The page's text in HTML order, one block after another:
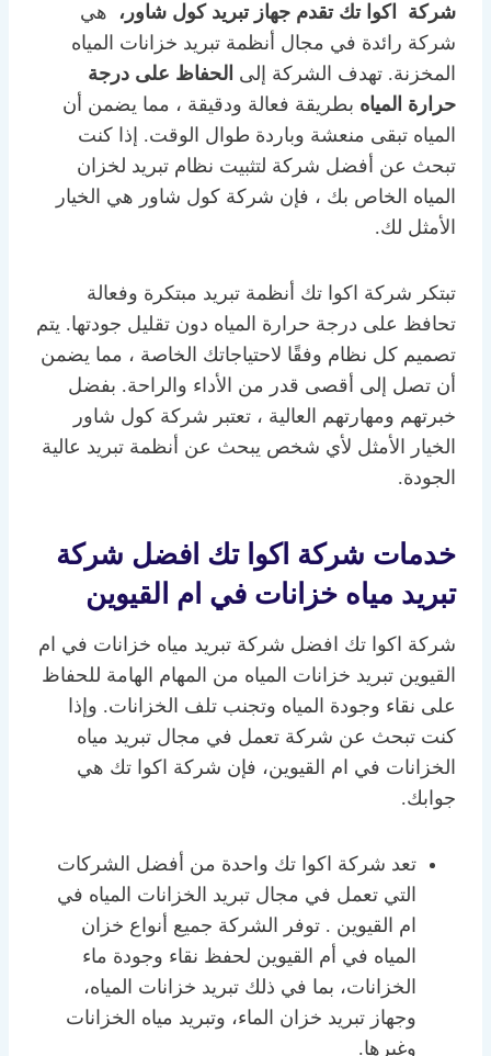
شركة اكوا تك تقدم جهاز تبريد كول شاور،
هي
شركة رائدة في مجال أنظمة تبريد خزانات المياه
المخزنة. تهدف الشركة إلى الحفاظ على درجة
حرارة المياه بطريقة فعالة ودقيقة ، مما يضمن أن
المياه تبقى منعشة وباردة طوال الوقت. إذا كنت
تبحث عن أفضل شركة لتثبيت نظام تبريد لخزان
المياه الخاص بك ، فإن شركة كول شاور هي الخيار
الأمثل لك.
تبتكر شركة اكوا تك أنظمة تبريد مبتكرة وفعالة
تحافظ على درجة حرارة المياه دون تقليل جودتها. يتم
تصميم كل نظام وفقًا لاحتياجاتك الخاصة ، مما يضمن
أن تصل إلى أقصى قدر من الأداء والراحة. بفضل
خبرتهم ومهارتهم العالية ، تعتبر شركة كول شاور
الخيار الأمثل لأي شخص يبحث عن أنظمة تبريد عالية
الجودة.
خدمات شركة اكوا تك افضل شركة
تبريد مياه خزانات في ام القيوين
شركة اكوا تك افضل شركة تبريد مياه خزانات في ام
القيوين تبريد خزانات المياه من المهام الهامة للحفاظ
على نقاء وجودة المياه وتجنب تلف الخزانات. وإذا
كنت تبحث عن شركة تعمل في مجال تبريد مياه
الخزانات في ام القيوين، فإن شركة اكوا تك هي
جوابك.
تعد شركة اكوا تك واحدة من أفضل الشركات
التي تعمل في مجال تبريد الخزانات المياه في
ام القيوين . توفر الشركة جميع أنواع خزان
المياه في أم القيوين لحفظ نقاء وجودة ماء
الخزانات، بما في ذلك تبريد خزانات المياه،
وجهاز تبريد خزان الماء، وتبريد مياه الخزانات
وغيرها.